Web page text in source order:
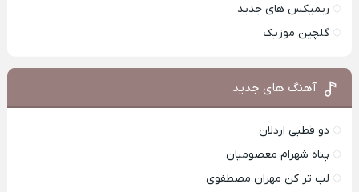
ریمیکس های جدید
گلچین موزیک
آهنگ های جدید
دو قطبی اردلان
پناه شهرام معصومیان
لب تر کن مهران مصطفوی